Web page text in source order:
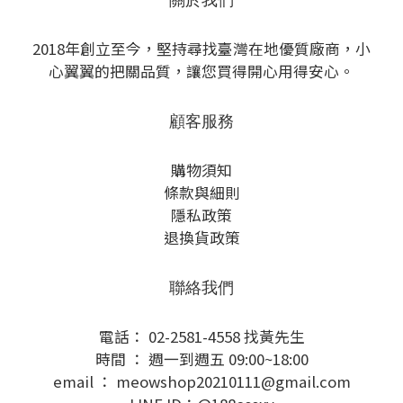
2018年創立至今，堅持尋找臺灣在地優質廠商，小
心翼翼的把關品質，讓您買得開心用得安心。
顧客服務
購物須知
條款與細則
隱私政策
退換貨政策
聯絡我們
電話： 02-2581-4558 找黃先生
時間 ： 週一到週五 09:00~18:00
email ： meowshop20210111@gmail.com